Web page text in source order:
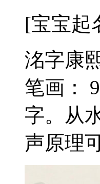
[宝宝起
洺字康
笔画：
字。从
声原理